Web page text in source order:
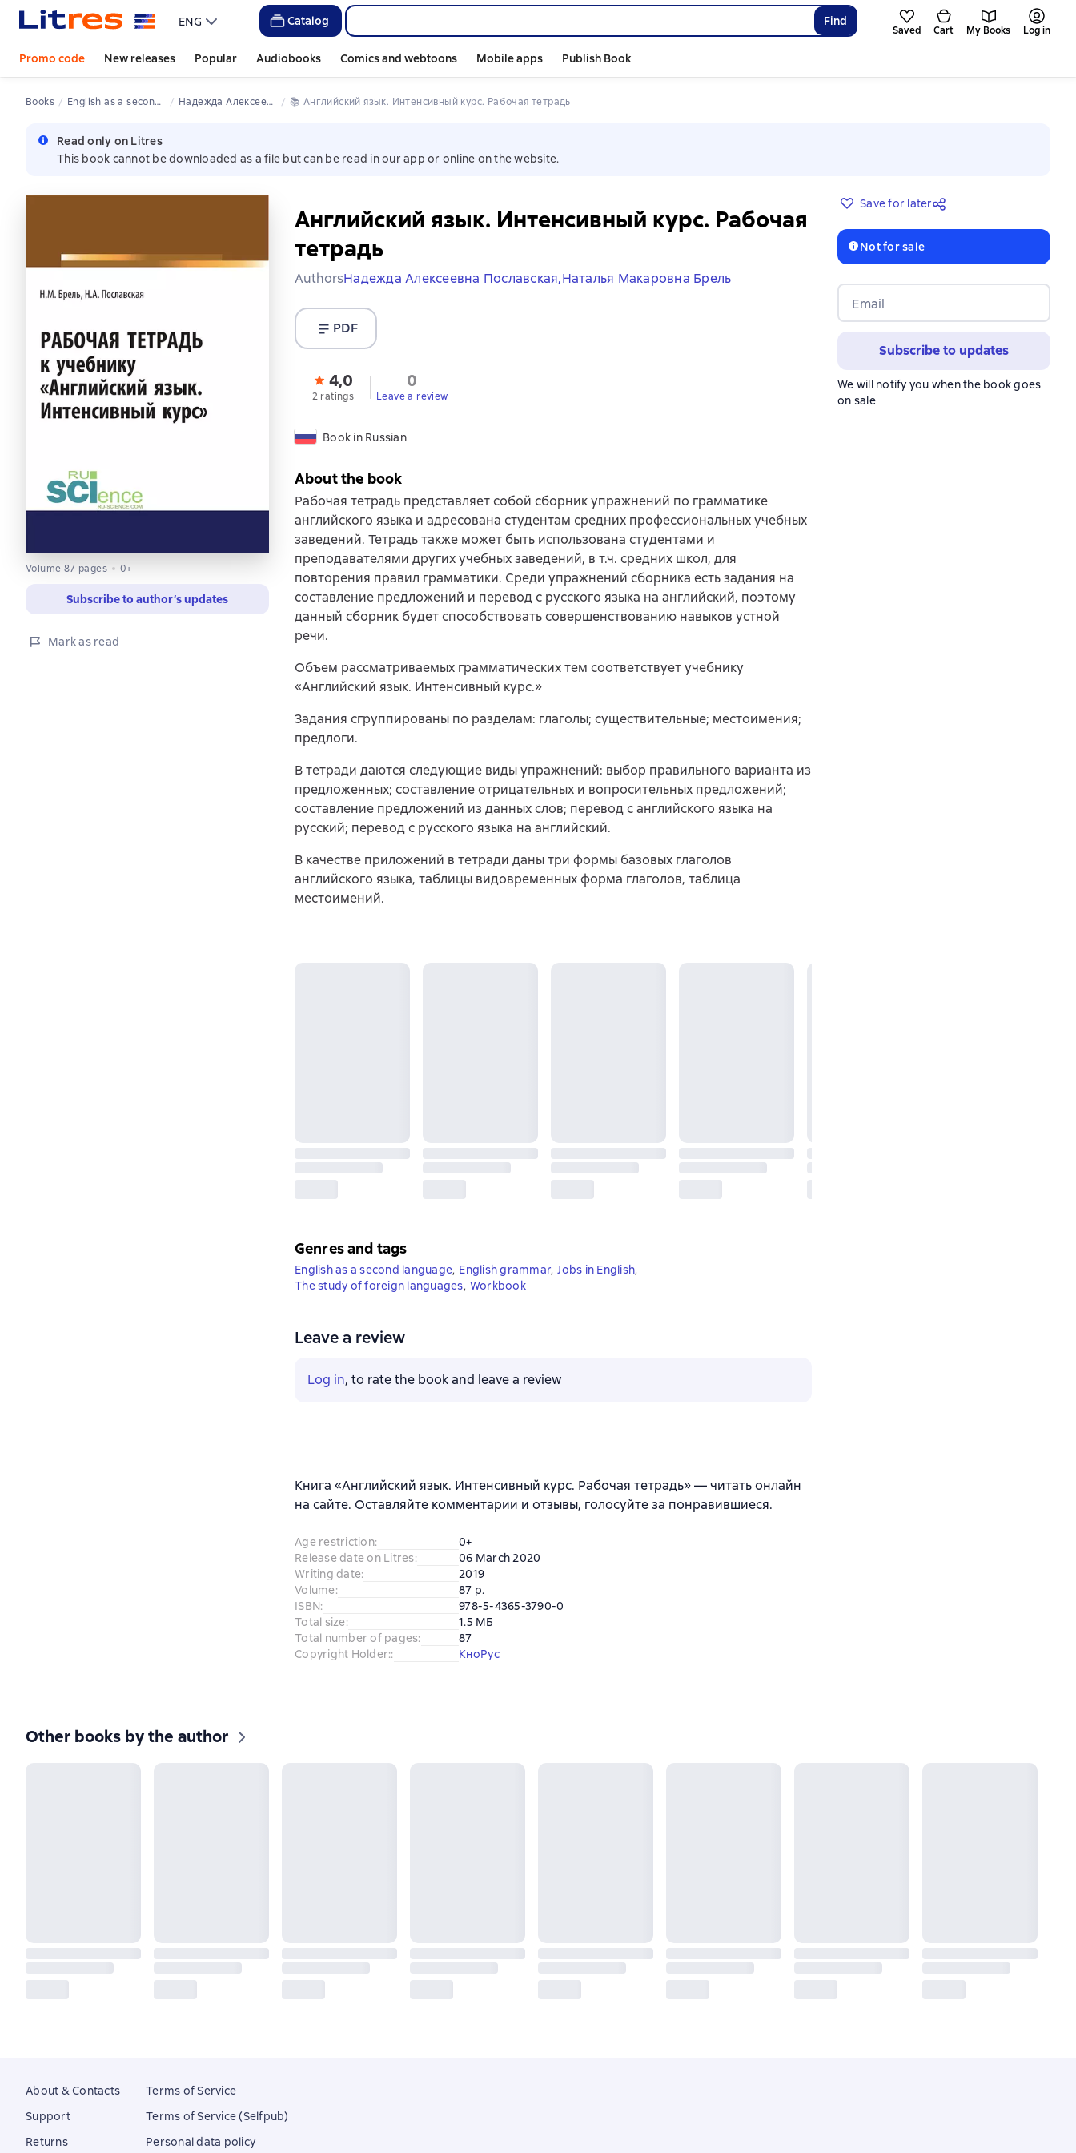
ENG Catalog Find
Saved Cart My Books Log in
Promo code New releases Popular Audiobooks Comics and webtoons Mobile apps Publish Book
Books English as a second language Надежда Алексеевна Пославская 📚 Английский язык. Интенсивный курс. Рабочая тетрадь
Read only on Litres
This book cannot be downloaded as a file but can be read in our app or online on the website.
Volume 87 pages 0+
Subscribe to author’s updates
Mark as read
Английский язык. Интенсивный курс. Рабочая
тетрадь
AuthorsНадежда Алексеевна Пославская,Наталья Макаровна Брель
PDF
4,0
2 ratings
0
Leave a review
Book in Russian
Save for later
Not for sale
Email
Subscribe to updates
We will notify you when the book goes
on sale
About the book
Рабочая тетрадь представляет собой сборник упражнений по грамматике
английского языка и адресована студентам средних профессиональных учебных
заведений. Тетрадь также может быть использована студентами и
преподавателями других учебных заведений, в т.ч. средних школ, для
повторения правил грамматики. Среди упражнений сборника есть задания на
составление предложений и перевод с русского языка на английский, поэтому
данный сборник будет способствовать совершенствованию навыков устной
речи.
Объем рассматриваемых грамматических тем соответствует учебнику
«Английский язык. Интенсивный курс.»
Задания сгруппированы по разделам: глаголы; существительные; местоимения;
предлоги.
В тетради даются следующие виды упражнений: выбор правильного варианта из
предложенных; составление отрицательных и вопросительных предложений;
составление предложений из данных слов; перевод с английского языка на
русский; перевод с русского языка на английский.
В качестве приложений в тетради даны три формы базовых глаголов
английского языка, таблицы видовременных форма глаголов, таблица
местоимений.
Genres and tags
English as a second language, English grammar, Jobs in English,
The study of foreign languages, Workbook
Leave a review
Log in, to rate the book and leave a review
Книга «Английский язык. Интенсивный курс. Рабочая тетрадь» — читать онлайн
на сайте. Оставляйте комментарии и отзывы, голосуйте за понравившиеся.
Age restriction:
0+
Release date on Litres:
06 March 2020
Writing date:
2019
Volume:
87 p.
ISBN:
978-5-4365-3790-0
Total size:
1.5 МБ
Total number of pages:
87
Copyright Holder:: КноРус
Other books by the author
About & Contacts
Support
Returns
Terms of Service
Terms of Service (Selfpub)
Personal data policy